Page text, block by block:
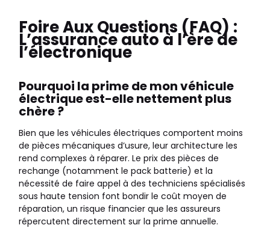
Foire Aux Questions (FAQ) :
L’assurance auto à l’ère de
l’électronique
Pourquoi la prime de mon véhicule
électrique est-elle nettement plus
chère ?
Bien que les véhicules électriques comportent moins
de pièces mécaniques d’usure, leur architecture les
rend complexes à réparer. Le prix des pièces de
rechange (notamment le pack batterie) et la
nécessité de faire appel à des techniciens spécialisés
sous haute tension font bondir le coût moyen de
réparation, un risque financier que les assureurs
répercutent directement sur la prime annuelle.